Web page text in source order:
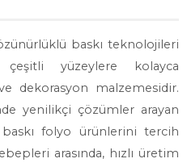
baskı teknolojileri
yüzeylere kolayca
dekorasyon malzemesidir.
yenilikçi çözümler arayan
folyo ürünlerini tercih
arasında, hızlı üretim